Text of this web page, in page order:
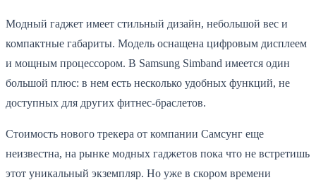
Модный гаджет имеет стильный дизайн, небольшой вес и
компактные габариты. Модель оснащена цифровым дисплеем
и мощным процессором. В Samsung Simband имеется один
большой плюс: в нем есть несколько удобных функций, не
доступных для других фитнес-браслетов.
Стоимость нового трекера от компании Самсунг еще
неизвестна, на рынке модных гаджетов пока что не встретишь
этот уникальный экземпляр. Но уже в скором времени